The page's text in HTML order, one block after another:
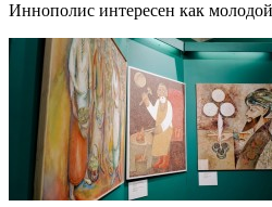
Иннополис интересен как